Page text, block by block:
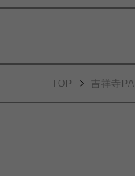
TOP 吉祥寺